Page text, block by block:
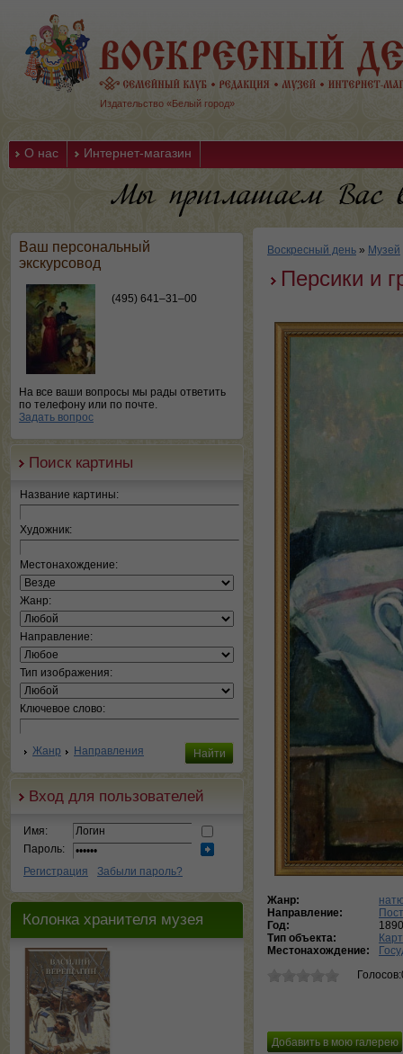
Издательство «Белый город»
О нас Интернет-магазин
Ваш персональный
экскурсовод
(495) 641–31–00
На все ваши вопросы мы рады ответить
по телефону или по почте.
Задать вопрос
Поиск картины
Название картины:
Художник:
Местонахождение:
Жанр:
Направление:
Тип изображения:
Ключевое слово:
Жанр Направления
Вход для пользователей
Имя:
Пароль:
Регистрация
Забыли пароль?
Колонка хранителя музея
Воскресный день » Музей
Персики и
Жанр:
Направление:
Год:
Тип объекта:
Местонахождение: